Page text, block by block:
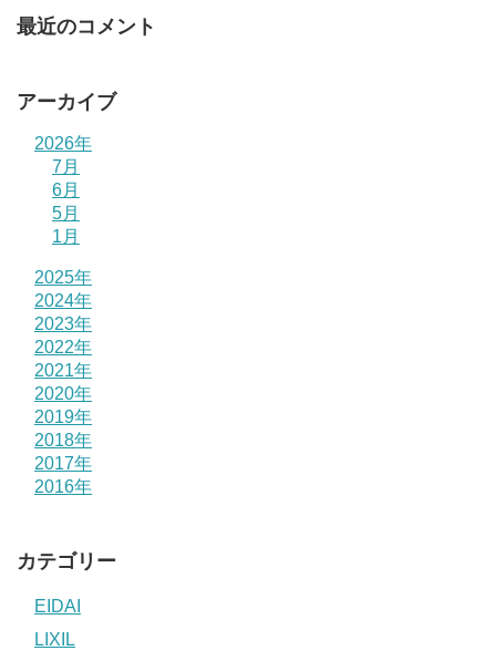
最近のコメント
アーカイブ
2026年
7月
6月
5月
1月
2025年
2024年
2023年
2022年
2021年
2020年
2019年
2018年
2017年
2016年
カテゴリー
EIDAI
LIXIL